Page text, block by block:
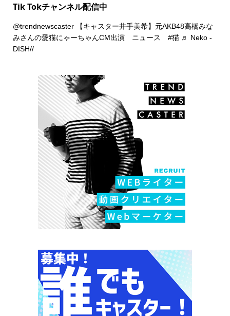
Tik Tokチャンネル配信中
@trendnewscaster【キャスター井手美希】元AKB48高橋みな
みさんの愛猫にゃーちゃんCM出演 ニュース #猫 ♬ Neko -
DISH//